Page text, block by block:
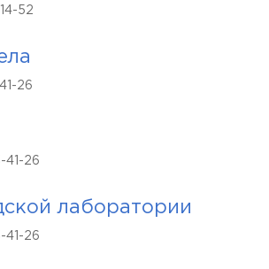
52
26
41-26
лаборатории
41-26